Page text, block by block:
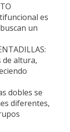
es
un
de altura,
dobles se
diferentes,